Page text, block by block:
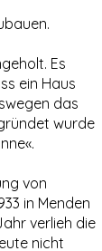
Es
ein Haus
das
wurde
von
in Menden
verlieh die
nicht